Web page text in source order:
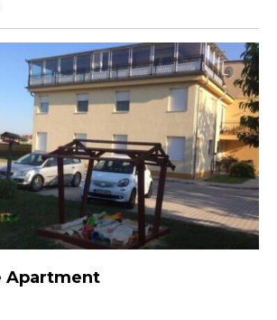
Apartment